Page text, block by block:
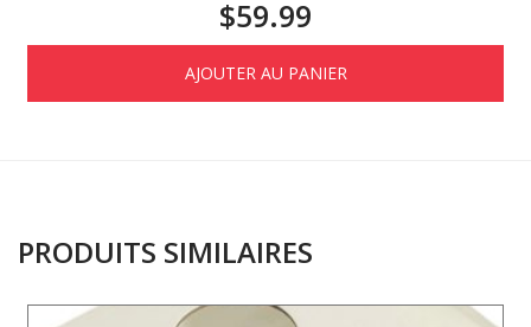
$59.99
AJOUTER AU PANIER
PRODUITS SIMILAIRES